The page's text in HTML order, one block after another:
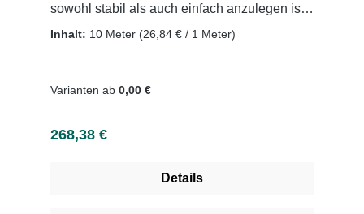
sowohl stabil als auch einfach anzulegen ist.
Dieser querelastische Schlauchverband
luftdurchlässig. Hergestellt aus einer
richtigen Waschhinweisen auch waschbar.
zur Anwendung von Wärme- und
Inhalt: 10 Meter (26,84 € / 1 Meter)
Varianten ab 0,00 €
Regulärer Preis:
268,38 €
Details